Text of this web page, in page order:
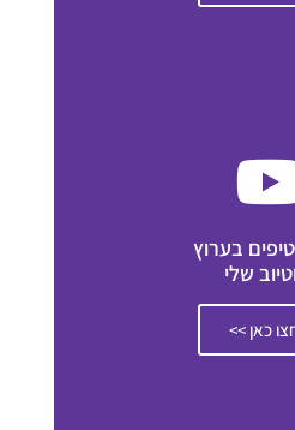
בערוץ
שלי
כאן >>